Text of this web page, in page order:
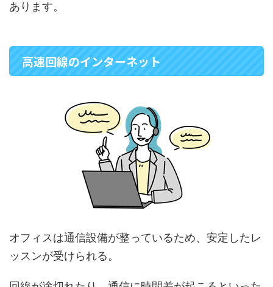
あります。
高速回線のインターネット
オフィスは通信設備が整っているため、安定したレ
ッスンが受けられる。